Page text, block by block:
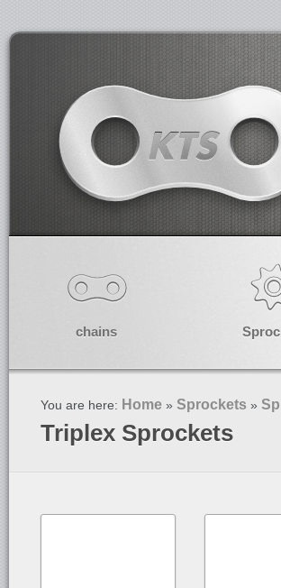
chains
You are here: Home » Sprockets »
Triplex Sprockets